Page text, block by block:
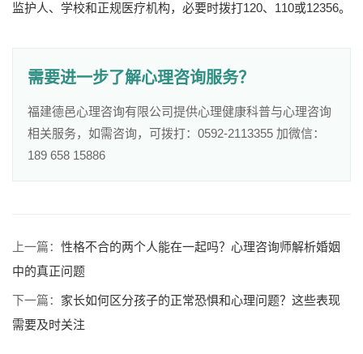
监护人、学校和正规医疗机构，必要时拨打120、110或12356。
需要进一步了解心理咨询服务？
福建德邑心理咨询有限公司提供心理健康科普与心理咨询
相关服务，如需咨询，可拨打：0592-2113355 加微信：
189 658 15886
上一篇： 性格不合的两个人能在一起吗？心理咨询师解析婚姻
中的真正问题
下一篇： 家长如何区分孩子的正常恐惧和心理问题？这些表现
需要及时关注